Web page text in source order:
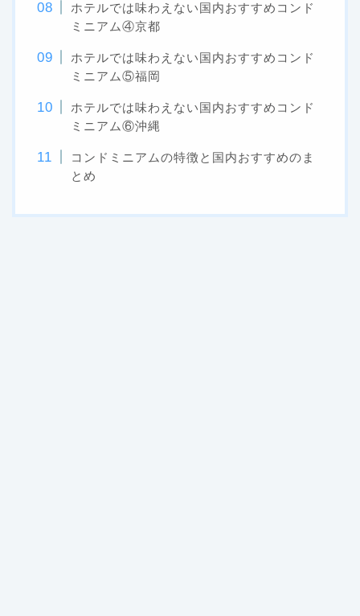
ホテルでは味わえない国内おすすめコンド
ミニアム④京都
ホテルでは味わえない国内おすすめコンド
ミニアム⑤福岡
ホテルでは味わえない国内おすすめコンド
ミニアム⑥沖縄
コンドミニアムの特徴と国内おすすめのま
とめ